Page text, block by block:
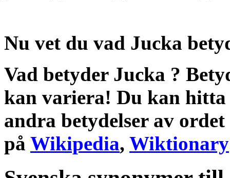
Nu vet du vad Jucka
Vad betyder Jucka ?
kan variera! Du kan
andra betydelserav ordet
på Wikipedia, Wiktionary